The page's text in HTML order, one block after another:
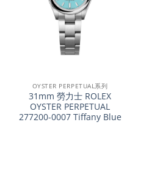
OYSTER PERPETUAL系列
31mm 勞力士 ROLEX
OYSTER PERPETUAL
277200-0007 Tiffany Blue